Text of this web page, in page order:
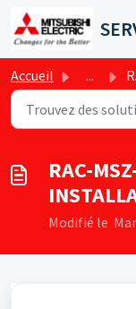
Passer au contenu
Accueil ...
RAC-
Modifié le